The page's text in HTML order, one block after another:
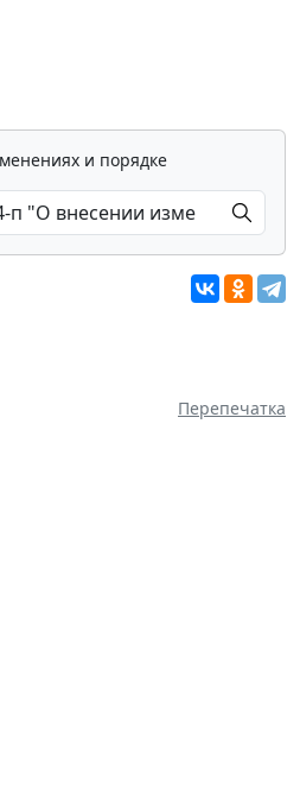
и порядке
Перепечатка